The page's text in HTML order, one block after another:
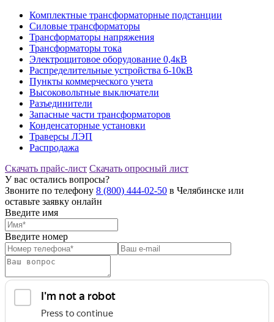
Комплектные трансформаторные подстанции
Силовые трансформаторы
Трансформаторы напряжения
Трансформаторы тока
Электрощитовое оборудование 0,4кВ
Распределительные устройства 6-10кВ
Пункты коммерческого учета
Высоковольтные выключатели
Разъединители
Запасные части трансформаторов
Конденсаторные установки
Траверсы ЛЭП
Распродажа
Скачать прайс-лист Скачать опросный лист
У вас остались вопросы?
Звоните по телефону 8 (800) 444-02-50 в Челябинске или
оставьте заявку онлайн
Введите имя
Введите номер